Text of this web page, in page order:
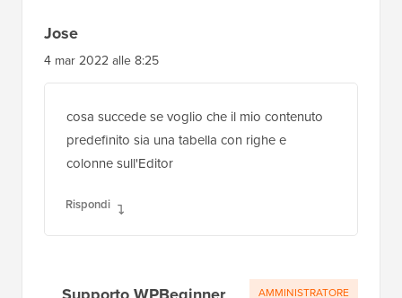
WordPress che ogni professionista dovrebbe
Scarica ora
Interazioni
del
46 Commenti